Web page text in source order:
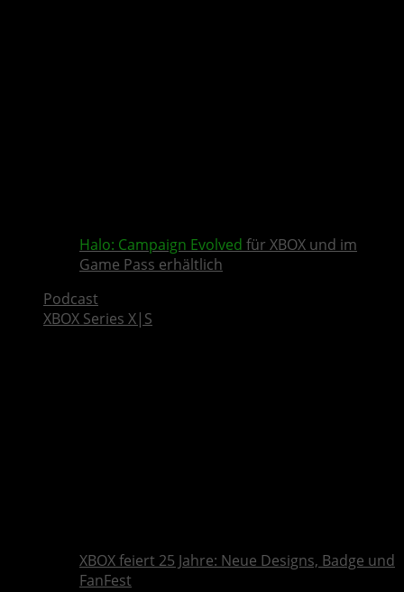
Halo: Campaign Evolved für XBOX und im
Game Pass erhältlich
Podcast
XBOX Series X|S
XBOX feiert 25 Jahre: Neue Designs, Badge und
FanFest